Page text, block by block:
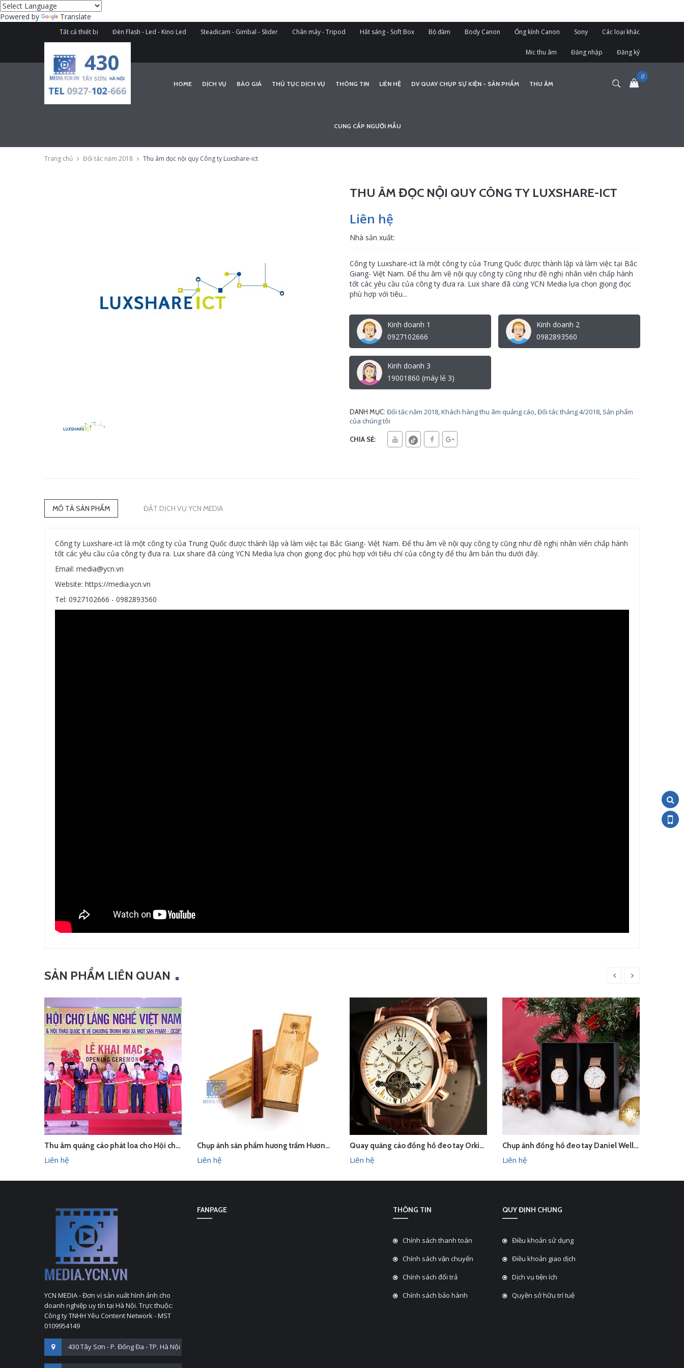
Powered by Translate
Tất cả thiết bị Đèn Flash - Led - Kino Led Steadicam - Gimbal - Slider Chân máy - Tripod Hắt sáng - Soft Box Bộ đàm Body Canon Ống kính Canon Sony Các loại khác
Mic thu âm Đăng nhập Đăng ký
HOME DỊCH VỤ BÁO GIÁ THỦ TỤC DỊCH VỤ THÔNG TIN LIÊN HỆ DV QUAY CHỤP SỰ KIỆN - SẢN PHẨM THU ÂM
CUNG CẤP NGƯỜI MẪU
Trang chủ Đối tác năm 2018 Thu âm đọc nội quy Công ty Luxshare-ict
THU ÂM ĐỌC NỘI QUY CÔNG TY LUXSHARE-ICT
Liên hệ
Nhà sản xuất:
Công ty Luxshare-ict là một công ty của Trung Quốc được thành lập và làm việc tại Bắc
Giang- Việt Nam. Để thu âm về nội quy công ty cũng như đề nghị nhân viên chấp hành
tốt các yêu cầu của công ty đưa ra. Lux share đã cùng YCN Media lựa chọn giọng đọc
phù hợp với tiêu...
Kinh doanh 1
0927102666
Kinh doanh 2
0982893560
Kinh doanh 3
19001860 (máy lẻ 3)
DANH MỤC: Đối tác năm 2018,Khách hàng thu âm quảng cáo,Đối tác tháng 4/2018, Sản phẩm
của chúng tôi
CHIA SẺ:
MÔ TẢ SẢN PHẨM ĐẶT DỊCH VỤ YCN MEDIA
Công ty Luxshare-ict là một công ty của Trung Quốc được thành lập và làm việc tại Bắc Giang- Việt Nam. Để thu âm về nội quy công ty cũng như đề nghị nhân viên chấp hành
tốt các yêu cầu của công ty đưa ra. Lux share đã cùng YCN Media lựa chọn giọng đọc phù hợp với tiêu chí của công ty để thu âm bản thu dưới đây.
Email: media@ycn.vn
Website: https://media.ycn.vn
Tel: 0927102666 - 0982893560
SẢN PHẨM LIÊN QUAN
LIÊN HỆ XEM NHANH
Thu âm quảng cáo phát loa cho Hội chợ Làng nghề VN 2018
Liên hệ
LIÊN HỆ XEM NHANH
Chụp ảnh sản phẩm hương trầm Hương Xưa - Kính Tâm trong studio Hà Nội
Liên hệ
LIÊN HỆ XEM NHANH
Quay quảng cáo đồng hồ đeo tay Orkina trong studio Hà Nội
Liên hệ
LIÊN HỆ XEM NHANH
Chụp ảnh đồng hồ đeo tay Daniel Wellington concept Giáng sinh trong studio Hà Nội
Liên hệ
YCN MEDIA - Đơn vị sản xuất hình ảnh cho
doanh nghiệp uy tín tại Hà Nội. Trực thuộc:
Công ty TNHH Yêu Content Network - MST
0109954149
430 Tây Sơn - P. Đống Đa - TP. Hà Nội
FANPAGE THÔNG TIN
Chính sách thanh toán
Chính sách vận chuyển
Chính sách đổi trả
Chính sách bảo hành
QUY ĐỊNH CHUNG
Điều khoản sử dụng
Điều khoản giao dịch
Dịch vụ tiện ích
Quyền sở hữu trí tuệ